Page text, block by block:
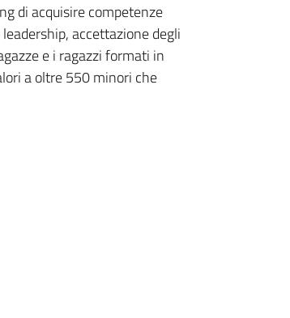
di acquisire competenze
accettazione degli
e i ragazzi formati in
a oltre 550 minori che